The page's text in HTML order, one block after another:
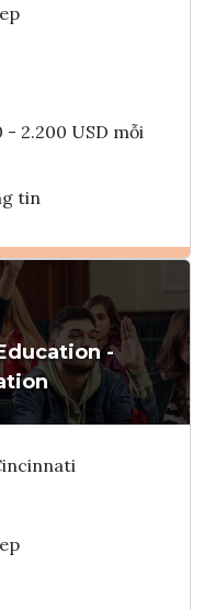
- 2.200 USD mỗi
tin
vấn Interlink
-